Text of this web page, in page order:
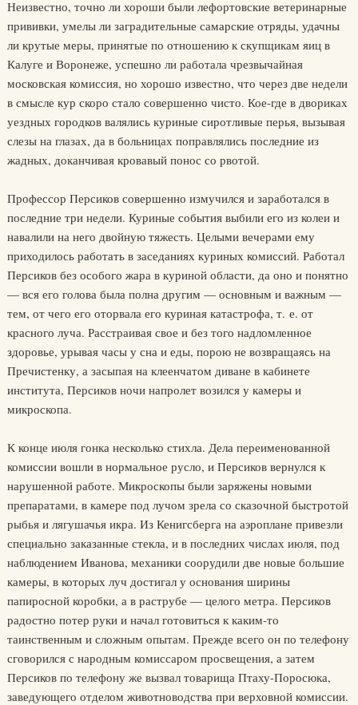
Неизвестно, точно ли хороши были лефортовские ветеринарные
прививки, умелы ли заградительные самарские отряды, удачны
ли крутые меры, принятые по отношению к скупщикам яиц в
Калуге и Воронеже, успешно ли работала чрезвычайная
московская комиссия, но хорошо известно, что через две недели
в смысле кур скоро стало совершенно чисто. Кое-где в двориках
уездных городков валялись куриные сиротливые перья, вызывая
слезы на глазах, да в больницах поправлялись последние из
жадных, доканчивая кровавый понос со рвотой.
Профессор Персиков совершенно измучился и заработался в
последние три недели. Куриные события выбили его из колеи и
навалили на него двойную тяжесть. Целыми вечерами ему
приходилось работать в заседаниях куриных комиссий. Работал
Персиков без особого жара в куриной области, да оно и понятно
— вся его голова была полна другим — основным и важным —
тем, от чего его оторвала его куриная катастрофа, т. е. от
красного луча. Расстраивая свое и без того надломленное
здоровье, урывая часы у сна и еды, порою не возвращаясь на
Пречистенку, а засыпая на клеенчатом диване в кабинете
института, Персиков ночи напролет возился у камеры и
микроскопа.
К конце июля гонка несколько стихла. Дела переименованной
комиссии вошли в нормальное русло, и Персиков вернулся к
нарушенной работе. Микроскопы были заряжены новыми
препаратами, в камере под лучом зрела со сказочной быстротой
рыбья и лягушачья икра. Из Кенигсберга на аэроплане привезли
специально заказанные стекла, и в последних числах июля, под
наблюдением Иванова, механики соорудили две новые большие
камеры, в которых луч достигал у основания ширины
папиросной коробки, а в раструбе — целого метра. Персиков
радостно потер руки и начал готовиться к каким-то
таинственным и сложным опытам. Прежде всего он по телефону
сговорился с народным комиссаром просвещения, а затем
Персиков по телефону же вызвал товарища Птаху-Поросюка,
заведующего отделом животноводства при верховной комиссии.